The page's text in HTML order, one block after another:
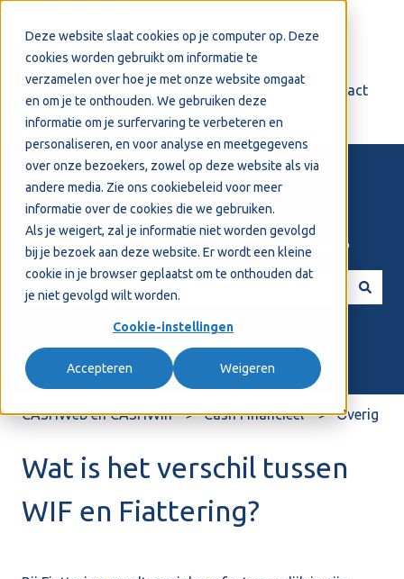
Deze website slaat cookies op je computer op. Deze
cookies worden gebruikt om informatie te
verzamelen over hoe je met onze website omgaat
en om je te onthouden. We gebruiken deze
informatie om je surfervaring te verbeteren en
personaliseren, en voor analyse en meetgegevens
over onze bezoekers, zowel op deze website als via
andere media. Zie ons cookiebeleid voor meer
informatie over de cookies die we gebruiken.
Als je weigert, zal je informatie niet worden gevolgd
bij je bezoek aan deze website. Er wordt een kleine
cookie in je browser geplaatst om te onthouden dat
je niet gevolgd wilt worden.
Cookie-instellingen
Accepteren Weigeren
Support Contact
Welkom! Hoe kunnen we je helpen?
CASHWeb en CASHWin Cash Financieel Overig
Wat is het verschil tussen
WIF en Fiattering?